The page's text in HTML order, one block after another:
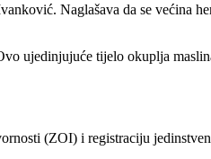
Naglašava da se većina
ujedinjujuće tijelo okuplja
(ZOI) i registraciju